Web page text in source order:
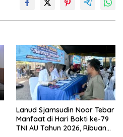
Lanud Sjamsudin Noor Tebar
Manfaat di Hari Bakti ke-79
TNI AU Tahun 2026, Ribuan